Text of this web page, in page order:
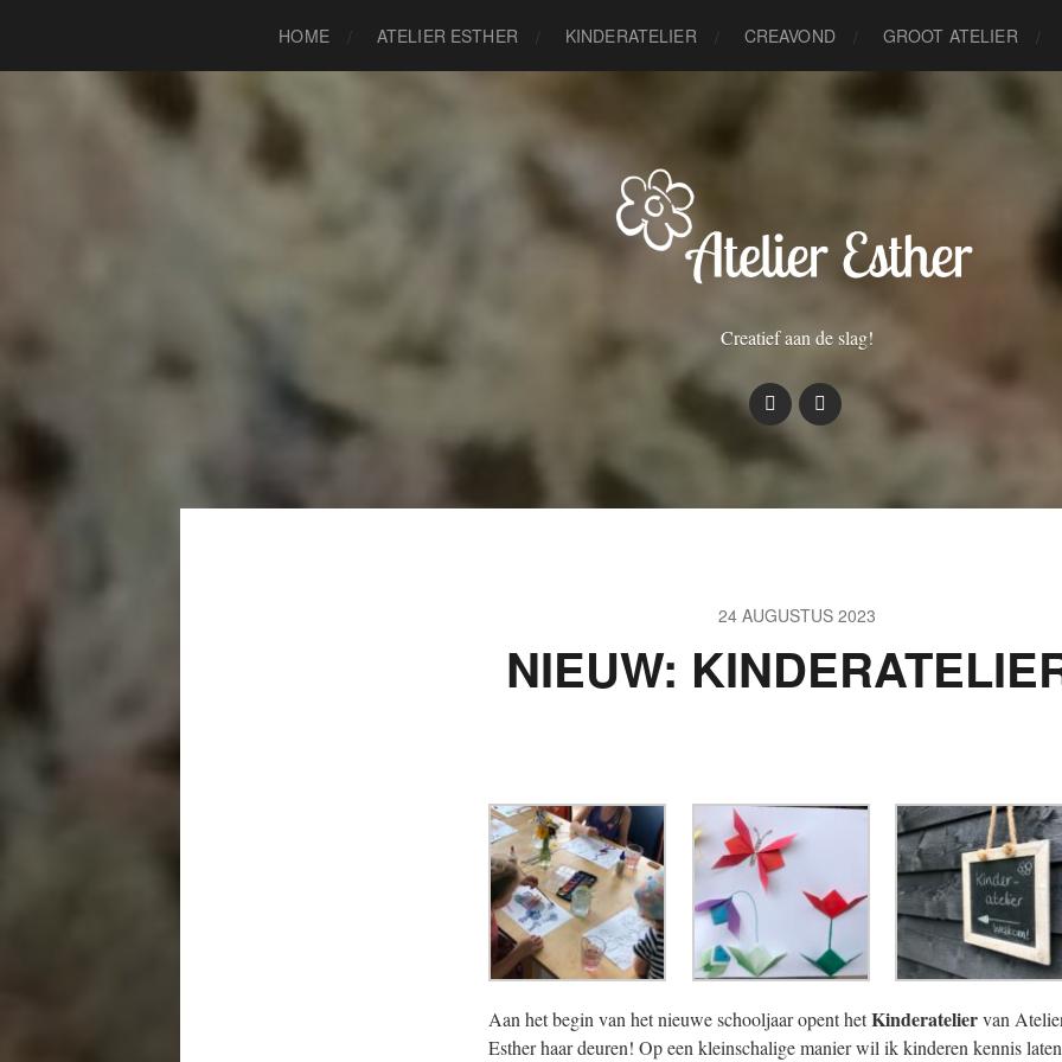
HOME ATELIER ESTHER KINDERATELIER CREAVOND GROOT ATELIER
Creatief aan de slag!
24 AUGUSTUS 2023
NIEUW:
Aan het begin van het nieuwe schooljaar opent hetKinderateliervan
Esther haar deuren! Op een kleinschalige manier wil ik kinderen kennis laten